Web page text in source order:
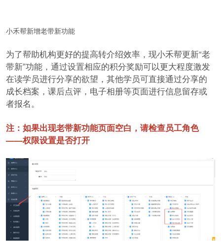
小禾帮新增老带新功能
为了帮助机构更好的提高转介绍效率，现小禾帮更新“老
带新”功能，通过设置相应的积分奖励可以更大程度激发
在读学员进行分享的欲望，其他学员可直接通过分享的
成长档案，课后点评，电子相册等页面进行信息留存或
者报名。
注：如果出现老带新功能页面空白，请检查员工角色
——权限设置是否打开